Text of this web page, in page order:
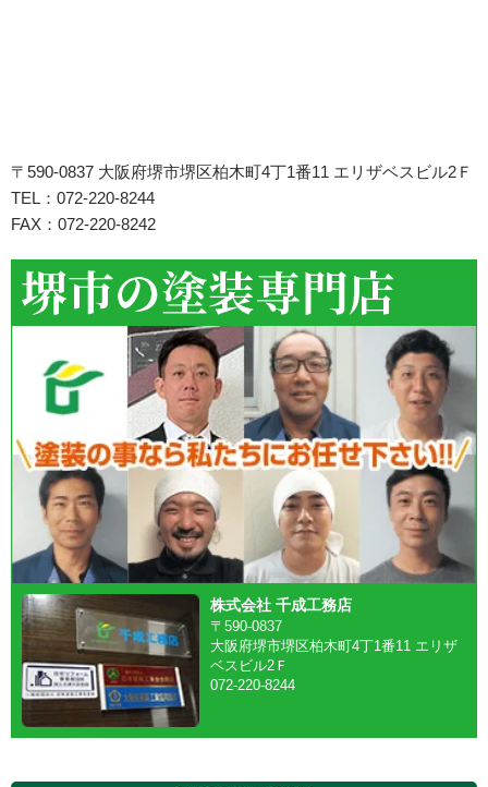
〒590-0837 大阪府堺市堺区柏木町4丁1番11 エリザベスビル2Ｆ
TEL：072-220-8244
FAX：072-220-8242
株式会社 千成工務店
〒590-0837
大阪府堺市堺区柏木町4丁1番11 エリザ
ベスビル2Ｆ
072-220-8244